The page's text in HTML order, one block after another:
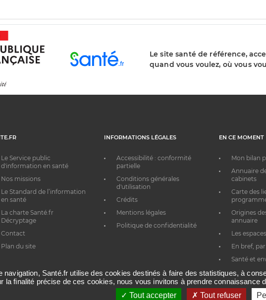
Le site santé de référence,
quand vous voulez, où vous
Le Service public
d'information en santé
Nos missions
Le Standard de l’information
en santé
La charte Santé.fr
Décryptage
Contact
Plan du site
INFORMATIONS LÉGALES
Accessibilité : conformité
partielle
Conditions générales
d'utilisation
Crédits
Mentions légales
Politique de confidentialité
EN CE MOMENT
Mon bilan
Annuaire
cabinets
Carte des
Origines
annuaire
Les
En bref,
Santé et
navigation, Santé.fr utilise des cookies destinés à faire des statistiques, à
la finalité précise de ces cookies, nous vous invitons à prendre connaissance
Tout accepter
Tout refuser